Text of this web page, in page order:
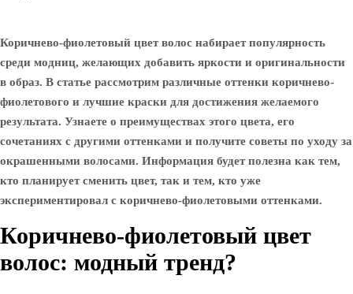
Коричнево-фиолетовый цвет волос набирает популярность
среди модниц, желающих добавить яркости и оригинальности
в образ. В статье рассмотрим различные оттенки коричнево-
фиолетового и лучшие краски для достижения желаемого
результата. Узнаете о преимуществах этого цвета, его
сочетаниях с другими оттенками и получите советы по уходу за
окрашенными волосами. Информация будет полезна как тем,
кто планирует сменить цвет, так и тем, кто уже
экспериментировал с коричнево-фиолетовыми оттенками.
Коричнево-фиолетовый цвет
волос: модный тренд?